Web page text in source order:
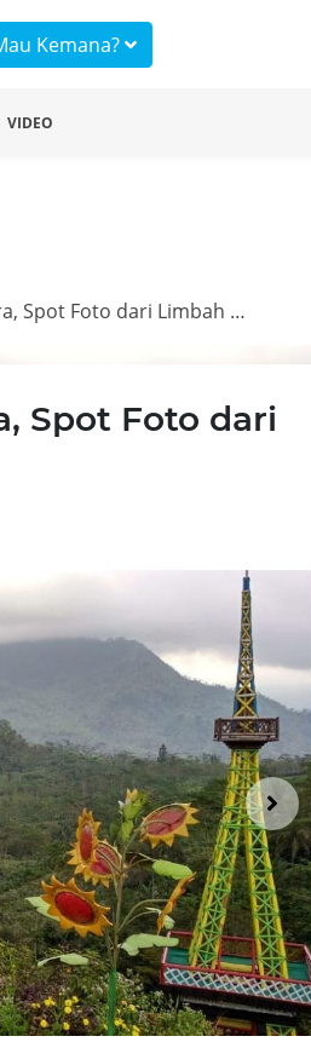
Mau Kemana?
VIDEO
Pulas Garden di Banjarnegara, Spot Foto dari Limbah Sampah
Spot Foto dari